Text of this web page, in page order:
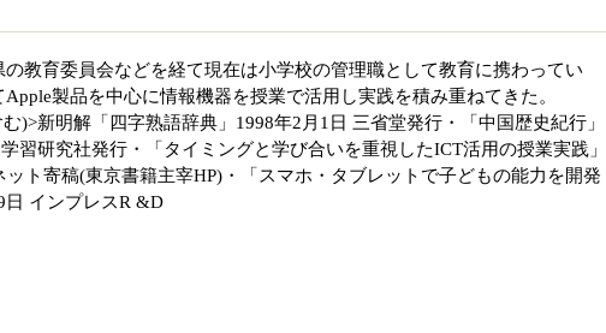
教育委員会などを経て現在は小学校の管理職として教育に携わってい
製品を中心に情報機器を授業で活用し実践を積み重ねてきた。
)>新明解「四字熟語辞典」1998年2月1日 三省堂発行・「中国歴史紀行」
習研究社発行・「タイミングと学び合いを重視したICT活用の授業実践」
ット寄稿(東京書籍主宰HP)・「スマホ・タブレットで子どもの能力を開発
日 インプレスR &D